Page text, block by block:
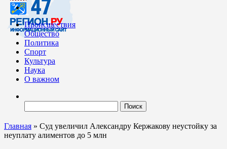
Происшествия
Общество
Политика
Спорт
Культура
Наука
О важном
Главная » Суд увеличил Александру Кержакову неустойку за
неуплату алиментов до 5 млн